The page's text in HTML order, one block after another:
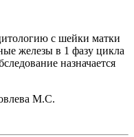
с шейки матки
железы в 1 фазу цикла
назначается
М.С.